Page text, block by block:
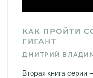
КАК ПРОЙТИ
ГИГАНТ
ДМИТРИЙ
Вторая книга серии